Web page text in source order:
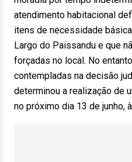
atendimento habitacional
itens de necessidade
Largo do Paissandu e que
forçadas no local. No
contempladas na decisão
determinou a realização de
no próximo dia 13 de junho,